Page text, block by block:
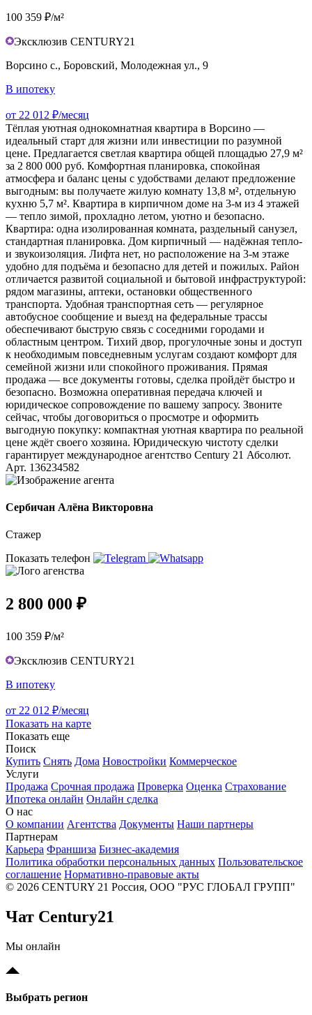
100 359 ₽/м²
Эксклюзив CENTURY21
Ворсино с., Боровский, Молодежная ул., 9
В ипотеку
от 22 012 ₽/месяц
Тёплая уютная однокомнатная квартира в Ворсино —
идеальный старт для жизни или инвестиции по разумной
цене. Предлагается светлая квартира общей площадью 27,9 м²
за 2 800 000 руб. Комфортная планировка, спокойная
атмосфера и баланс цены с удобствами делают предложение
выгодным: вы получаете жилую комнату 13,8 м², отдельную
кухню 5,7 м². Квартира в кирпичном доме на 3-м из 4 этажей
— тепло зимой, прохладно летом, уютно и безопасно.
Квартира: одна изолированная комната, раздельный санузел,
стандартная планировка. Дом кирпичный — надёжная тепло-
и звукоизоляция. Лифта нет, но расположение на 3-м этаже
удобно для подъёма и безопасно для детей и пожилых. Район
отличается развитой социальной и бытовой инфраструктурой:
рядом магазины, аптеки, остановки общественного
транспорта. Удобная транспортная сеть — регулярное
автобусное сообщение и выезд на федеральные трассы
обеспечивают быструю связь с соседними городами и
областным центром. Тихий двор, прогулочные зоны и доступ
к необходимым повседневным услугам создают комфорт для
семейной жизни или спокойного проживания. Прямая
продажа — все документы готовы, сделка пройдёт быстро и
безопасно. Возможна оперативная передача ключей и
юридическое сопровождение по вашему запросу. Звоните
сейчас, чтобы договориться о просмотре и оформить
выгодную покупку: компактная уютная квартира по реальной
цене ждёт своего хозяина. Юридическую чистоту сделки
гарантирует международное агентство Century 21 Абсолют.
Арт. 136234582
Сербичан Алёна Викторовна
Стажер
Показать телефон
2 800 000 ₽
100 359 ₽/м²
Эксклюзив CENTURY21
В ипотеку
от 22 012 ₽/месяц
Показать на карте
Показать еще
Поиск
Купить Снять Дома Новостройки Коммерческое
Услуги
Продажа Срочная продажа Проверка Оценка Страхование
Ипотека онлайн Онлайн сделка
О нас
О компании Агентства Документы Наши партнеры
Партнерам
Карьера Франшиза Бизнес-академия
Политика обработки персональных данных Пользовательское
соглашение Нормативно-правовые акты
© 2026 CENTURY 21 Россия, ООО "РУС ГЛОБАЛ ГРУПП"
Чат Century21
Мы онлайн
Выбрать регион